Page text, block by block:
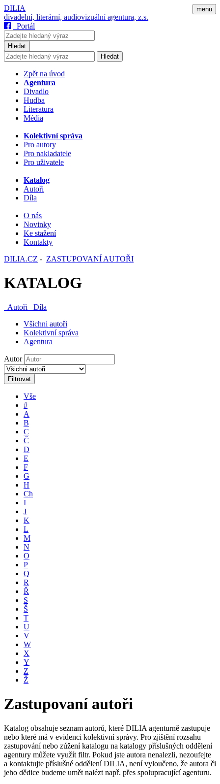
menu
DILIA
divadelní, literární, audiovizuální agentura, z.s.
Portál
Hledat
Hledat
Zpět na úvod
Agentura
Divadlo
Hudba
Literatura
Média
Kolektivní správa
Pro autory
Pro nakladatele
Pro uživatele
Katalog
Autoři
Díla
O nás
Novinky
Ke stažení
Kontakty
DILIA.CZ - ZASTUPOVANÍ AUTOŘI
KATALOG
Autoři
Díla
Všichni autoři
Kolektivní správa
Agentura
Autor
Filtrovat
Vše
#
A
B
C
Č
D
E
F
G
H
Ch
I
J
K
L
M
N
O
P
Q
R
Ř
S
Š
T
U
V
W
X
Y
Z
Ž
Zastupovaní autoři
Katalog obsahuje seznam autorů, které DILIA agenturně zastupuje
nebo které má v evidenci kolektivní správy. Pro zjištění rozsahu
zastupování nebo zúžení katalogu na katalogy příslušných oddělení
agentury můžete využít filtr. Pokud jste autora nenalezli, nezoufejte
a kontaktujte příslušné oddělení DILIA, není vyloučeno, že autora či
jeho dědice budeme umět nalézt např. přes spolupracující agenturu.